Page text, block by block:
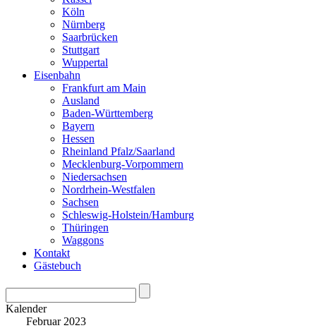
Köln
Nürnberg
Saarbrücken
Stuttgart
Wuppertal
Eisenbahn
Frankfurt am Main
Ausland
Baden-Württemberg
Bayern
Hessen
Rheinland Pfalz/Saarland
Mecklenburg-Vorpommern
Niedersachsen
Nordrhein-Westfalen
Sachsen
Schleswig-Holstein/Hamburg
Thüringen
Waggons
Kontakt
Gästebuch
Kalender
Februar 2023